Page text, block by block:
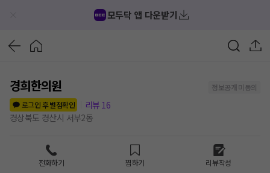
모두닥 앱 다운받기
경희한의원
정보공개 미동의
로그인 후 별점확인
리뷰 16
경상북도 경산시 서부2동
전화하기 찜하기 리뷰작성